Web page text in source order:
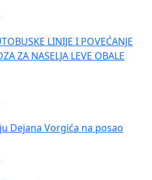
LINIJE I POVEĆANJE
ZA NASELJA LEVE OBALE
Dejana Vorgića na posao